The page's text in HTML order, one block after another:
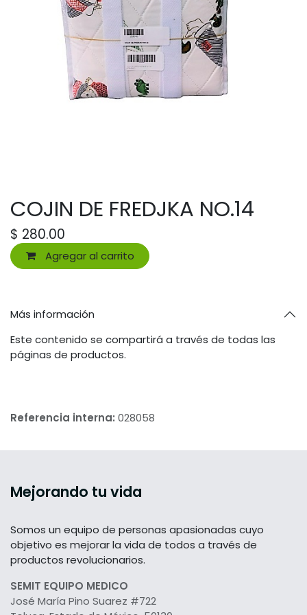
COJIN DE FREDJKA NO.14
$ 280.00
Agregar al carrito
Más información
Este contenido se compartirá a través de todas las
páginas de productos.
Referencia interna: 028058
Mejorando tu vida
Somos un equipo de personas apasionadas cuyo
objetivo es mejorar la vida de todos a través de
productos revolucionarios.
SEMIT EQUIPO MEDICO
José María Pino Suarez #722